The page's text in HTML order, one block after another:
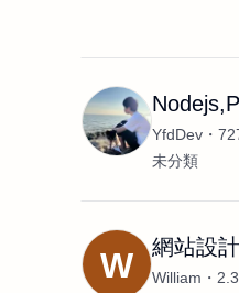
YfdDev
未分類
W 網站設
William